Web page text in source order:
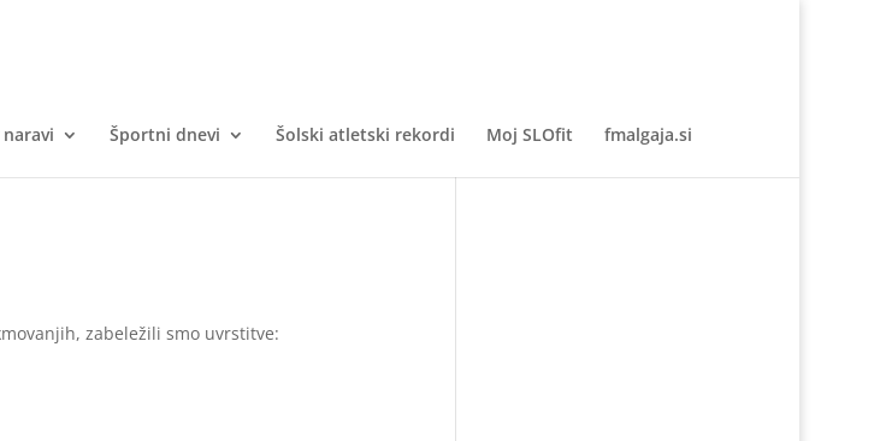
naravi Športni dnevi Šolski atletski rekordi Moj SLOfit fmalgaja.si
zabeležili smo uvrstitve: